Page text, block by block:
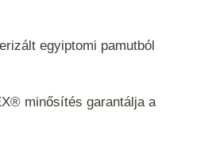
egyiptomi pamutból
minősítés garantálja a